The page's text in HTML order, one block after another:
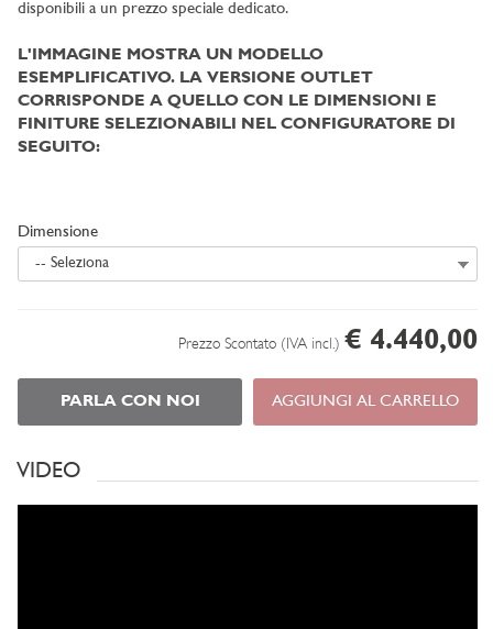
disponibili a un prezzo speciale dedicato.
L'IMMAGINE MOSTRA UN MODELLO
ESEMPLIFICATIVO. LA VERSIONE OUTLET
CORRISPONDE A QUELLO CON LE DIMENSIONI E
FINITURE SELEZIONABILI NEL CONFIGURATORE DI
SEGUITO:
Dimensione
-- Seleziona
Prezzo Scontato (IVA incl.) € 4.440,00
PARLA CON NOI AGGIUNGI AL CARRELLO
VIDEO